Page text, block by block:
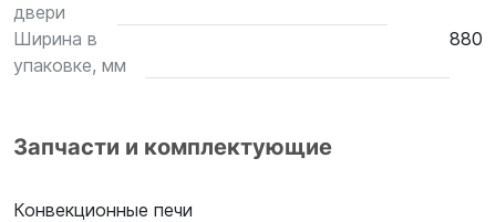
двери
Ширина в
упаковке, мм
880
Запчасти и комплектующие
Конвекционные печи